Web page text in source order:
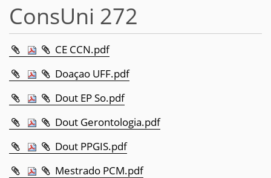
ConsUni 272
CE CCN.pdf
Doaçao UFF.pdf
Dout EP So.pdf
Dout Gerontologia.pdf
Dout PPGIS.pdf
Mestrado PCM.pdf